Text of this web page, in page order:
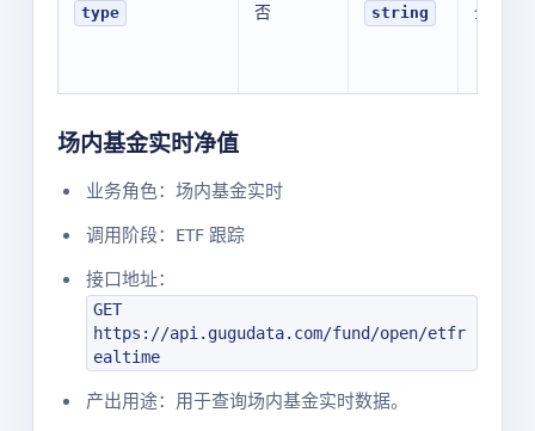
type 否 string 全部
场内基金实时净值
业务角色：场内基金实时
调用阶段：ETF 跟踪
接口地址：
GET
https://api.gugudata.com/fund/open/etfr
ealtime
产出用途：用于查询场内基金实时数据。